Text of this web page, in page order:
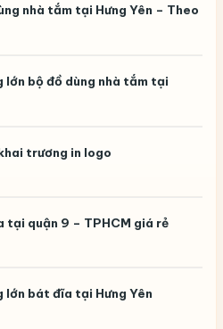
nhà tắm tại Hưng Yên – Theo
lớn bộ đồ dùng nhà tắm tại
trương in logo
tại quận 9 – TPHCM giá rẻ
lớn bát đĩa tại Hưng Yên